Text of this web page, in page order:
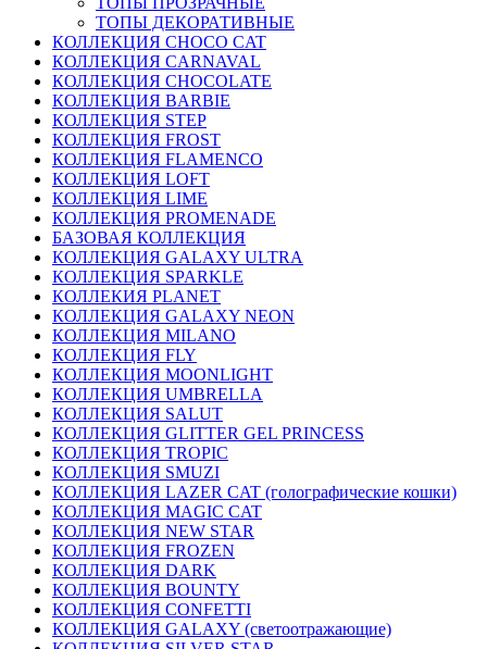
ТОПЫ ДЕКОРАТИВНЫЕ
КОЛЛЕКЦИЯ CHOCO CAT
КОЛЛЕКЦИЯ CARNAVAL
КОЛЛЕКЦИЯ CHOCOLATE
КОЛЛЕКЦИЯ BARBIE
КОЛЛЕКЦИЯ STEP
КОЛЛЕКЦИЯ FROST
КОЛЛЕКЦИЯ FLAMENCO
КОЛЛЕКЦИЯ LOFT
КОЛЛЕКЦИЯ LIME
КОЛЛЕКЦИЯ PROMENADE
БАЗОВАЯ КОЛЛЕКЦИЯ
КОЛЛЕКЦИЯ GALAXY ULTRA
КОЛЛЕКЦИЯ SPARKLE
КОЛЛЕКИЯ PLANET
КОЛЛЕКЦИЯ GALAXY NEON
КОЛЛЕКЦИЯ MILANO
КОЛЛЕКЦИЯ FLY
КОЛЛЕКЦИЯ MOONLIGHT
КОЛЛЕКЦИЯ UMBRELLA
КОЛЛЕКЦИЯ SALUT
КОЛЛЕКЦИЯ GLITTER GEL PRINCESS
КОЛЛЕКЦИЯ TROPIC
КОЛЛЕКЦИЯ SMUZI
КОЛЛЕКЦИЯ LAZER CAT (голографические кошки)
КОЛЛЕКЦИЯ MAGIC CAT
КОЛЛЕКЦИЯ NEW STAR
КОЛЛЕКЦИЯ FROZEN
КОЛЛЕКЦИЯ DARK
КОЛЛЕКЦИЯ BOUNTY
КОЛЛЕКЦИЯ CONFETTI
КОЛЛЕКЦИЯ GALAXY (светоотражающие)